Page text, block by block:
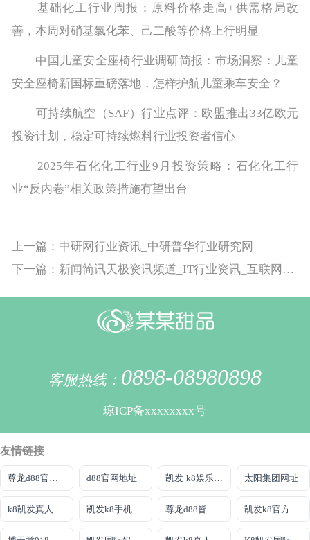
基础化工行业周报：原料价格走高+供需格局改
善，本周对硝基氯化苯、己二酸等价格上行明显
中国儿童安全座椅行业调研简报：市场洞察：儿童
安全座椅新国标重磅落地，怎样护航儿童乘车安全？
可持续航空（SAF）行业点评：欧盟推出33亿欧元
投资计划，稳定可持续燃料行业投资者信心
2025年石化化工行业9月投资策略：石化化工行
业“反内卷”相关政策措施有望出台
上一篇：中研网行业资讯_中研普华行业研究网
下一篇：新闻简讯天极资讯频道_IT行业资讯_互联网_电商打造科技行业权威坐看渠道风云变迁
客服热线： 0898-08980898
琼ICP备xxxxxxxx号
友情链接
尊龙d88官网AG发财网不错 d88官网地址 凯发·k8娱乐官网 太阳集团网址
k8凯发真人娱乐手机首页 凯发k8手机 尊龙d88皆选ag发财网 凯发k8官方旗舰厅